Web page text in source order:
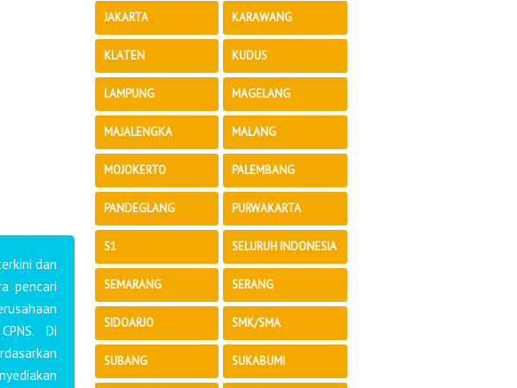
dan
pencari
Di
JAKARTA KARAWANG
KLATEN KUDUS
LAMPUNG MAGELANG
MAJALENGKA MALANG
MOJOKERTO PALEMBANG
PANDEGLANG PURWAKARTA
S1 SELURUH INDONESIA
SEMARANG SERANG
SIDOARJO SMK/SMA
SUBANG SUKABUMI